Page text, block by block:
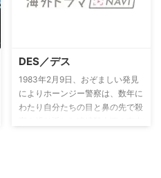
DES／デス
1983年2月9日、おぞましい発見
によりホーンジー警察は、数年に
わたり自分たちの目と鼻の先で殺